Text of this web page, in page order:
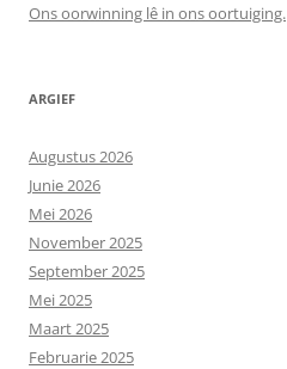
Ons oorwinning lê in ons oortuiging.
ARGIEF
Augustus 2026
Junie 2026
Mei 2026
November 2025
September 2025
Mei 2025
Maart 2025
Februarie 2025